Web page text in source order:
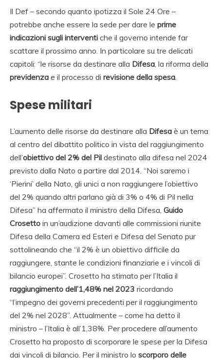
Il Def – secondo quanto ipotizza il Sole 24 Ore –
potrebbe anche essere la sede per dare le prime
indicazioni sugli interventi che il governo intende far
scattare il prossimo anno. In particolare su tre delicati
capitoli: “le risorse da destinare alla Difesa , la riforma della
previdenza e il processo di revisione della spesa
Spese militari
L’aumento delle risorse da destinare alla Difesa è un tema
al centro del dibattito politico in vista del raggiungimento
dell’obiettivo del 2% del Pil destinato alla difesa nel 2024
previsto dalla Nato a partire dal 2014. “Noi saremo i
‘Pierini’ della Nato, gli unici a non raggiungere l’obiettivo
del 2% quando altri parlano già di 3% o 4% di Pil nella
Difesa” ha affermato il ministro della Difesa, Guido
Crosetto in un’audizione davanti alle commissioni riunite
Difesa della Camera ed Esteri e Difesa del Senato pur
sottolineando che “il 2% è un obiettivo difficile da
raggiungere, stante le condizioni finanziarie e i vincoli di
bilancio europei”. Crosetto ha stimato per l’Italia il
raggiungimento dell’1,48% nel 2023 ricordando
“l’impegno dei governi precedenti per il raggiungimento
del 2% nel 2028”. Attualmente – come ha detto il
ministro – l’Italia è all’1,38%. Per procedere all’aumento
Crosetto ha proposto di scorporare le spese per la Difesa
dai vincoli di bilancio. Per il ministro lo scorporo delle